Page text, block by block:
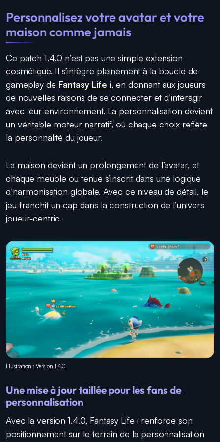
Personnalisez votre avatar et votre
maison comme jamais
Ce patch 1.4.0 n’est pas une simple extension
cosmétique. Il s’intègre pleinement à la boucle de
gameplay de Fantasy Life i, en donnant aux joueurs
de nouvelles raisons de se connecter et d’interagir
avec leur environnement. La personnalisation devient
un véritable moteur narratif, où chaque choix reflète
la personnalité du joueur.
La maison devient un prolongement de l’avatar, et
chaque meuble ou tenue s’inscrit dans une logique
d’harmonisation globale. Avec ce niveau de détail, le
jeu franchit un cap dans la construction de l’univers
joueur-centric.
Illustration : Version 1.4.0
Une mise à jour taillée pour les fans de
personnalisation
Avec la version 1.4.0, Fantasy Life i renforce son
positionnement sur le terrain de la personnalisation